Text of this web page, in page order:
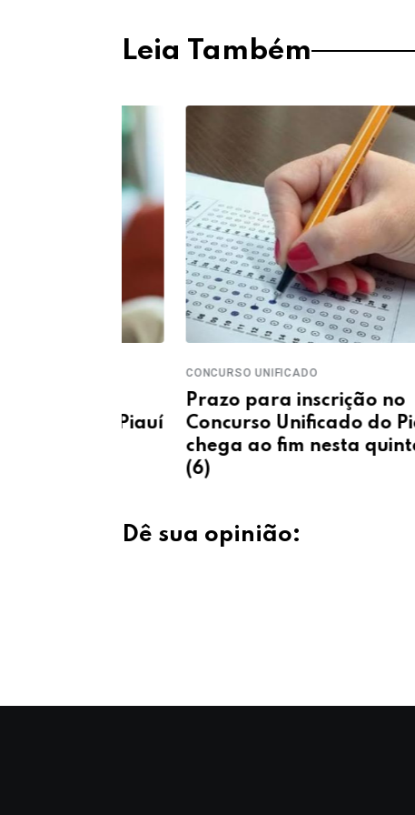
Leia Também
CONCURSO UNIFICADO
Prazo para inscrição no
Concurso Unificado do Piauí
chega ao fim nesta quinta-feira
Dê sua opinião: